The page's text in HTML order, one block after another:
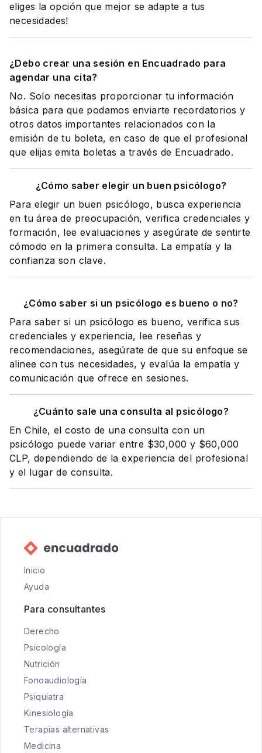
eliges la opción que mejor se adapte a tus
necesidades!
¿Debo crear una sesión en Encuadrado para
agendar una cita?
No. Solo necesitas proporcionar tu información
básica para que podamos enviarte recordatorios y
otros datos importantes relacionados con la
emisión de tu boleta, en caso de que el profesional
que elijas emita boletas a través de Encuadrado.
¿Cómo saber elegir un buen psicólogo?
Para elegir un buen psicólogo, busca experiencia
en tu área de preocupación, verifica credenciales y
formación, lee evaluaciones y asegúrate de sentirte
cómodo en la primera consulta. La empatía y la
confianza son clave.
¿Cómo saber si un psicólogo es bueno o no?
Para saber si un psicólogo es bueno, verifica sus
credenciales y experiencia, lee reseñas y
recomendaciones, asegúrate de que su enfoque se
alinee con tus necesidades, y evalúa la empatía y
comunicación que ofrece en sesiones.
¿Cuánto sale una consulta al psicólogo?
En Chile, el costo de una consulta con un
psicólogo puede variar entre $30,000 y $60,000
CLP, dependiendo de la experiencia del profesional
y el lugar de consulta.
Inicio
Ayuda
Para consultantes
Derecho
Psicología
Nutrición
Fonoaudiología
Psiquiatra
Kinesiología
Terapias alternativas
Medicina